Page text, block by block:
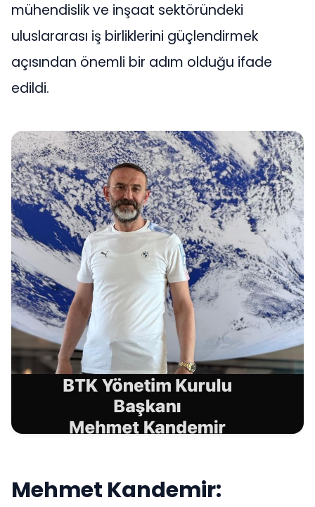
mühendislik ve inşaat sektöründeki
uluslararası iş birliklerini güçlendirmek
açısından önemli bir adım olduğu ifade
edildi.
Mehmet Kandemir: